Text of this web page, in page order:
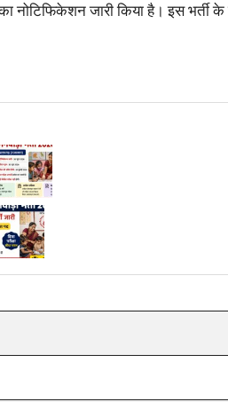
नोटिफिकेशन जारी किया है। इस भर्ती